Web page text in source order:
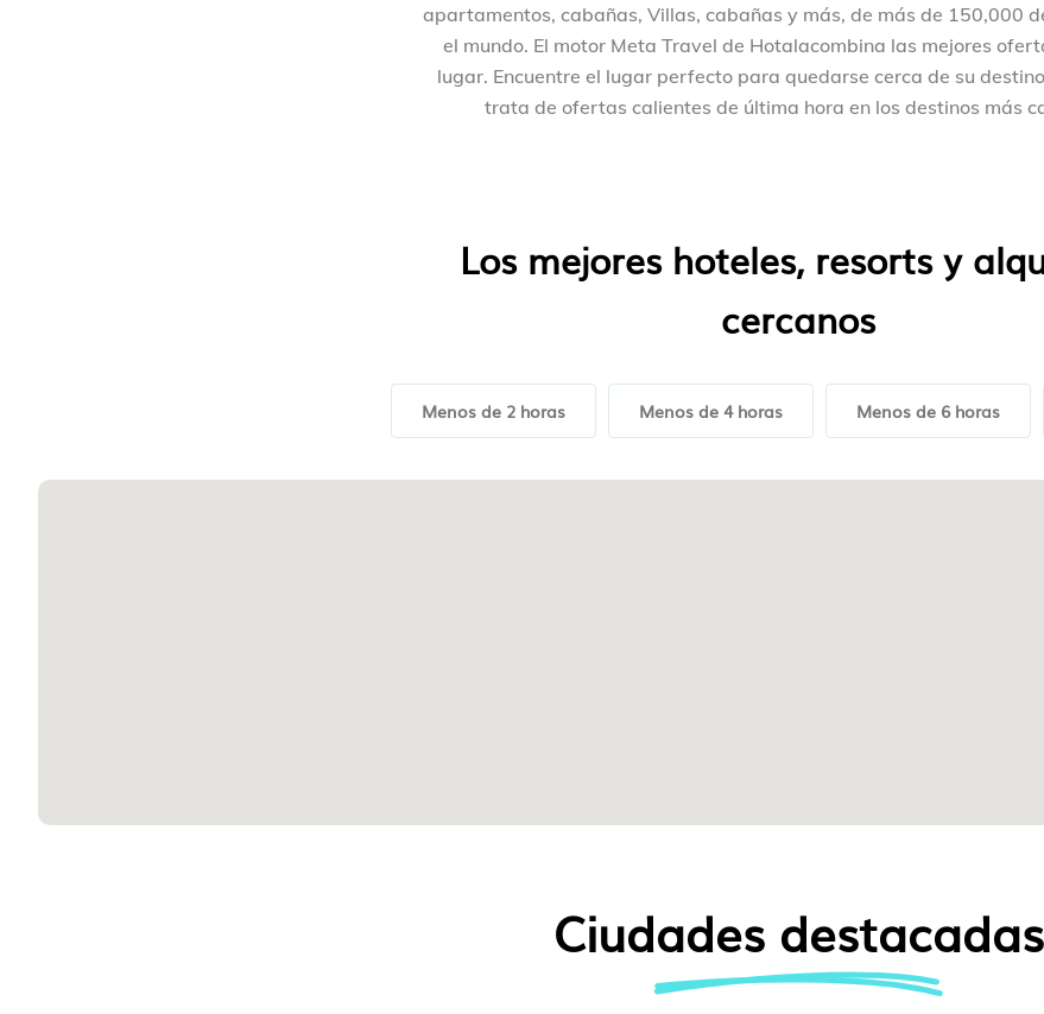
apartamentos, cabañas, Villas, cabañas y más, de más de 150,000
el mundo. El motor Meta Travel de Hotalacombina las mejores
lugar. Encuentre el lugar perfecto para quedarse cerca de su
trata de ofertas calientes de última hora en los destinos más
Los mejores hoteles, resorts y
cercanos
Menos de 2 horas Menos de 4 horas Menos de 6 horas
Ciudades destacadas